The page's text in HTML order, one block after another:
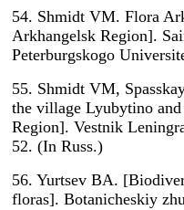
54. Shmidt VM. Flora
Arkhangelsk Region].
Peterburgskogo
55. Shmidt VM,
the village Lyubytino
Region]. Vestnik
52. (In Russ.)
56. Yurtsev BA.
floras]. Botanicheskiy